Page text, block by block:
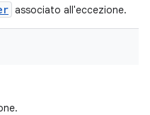
associato all'eccezione.